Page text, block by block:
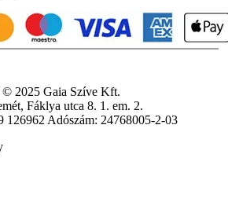
2025 Gaia Szíve Kft.
Fáklya utca 8. 1. em. 2.
126962 Adószám: 24768005-2-03